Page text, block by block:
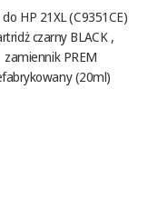
do HP 21XL (C9351CE)
czarny BLACK ,
zamiennik PREM
(20ml)